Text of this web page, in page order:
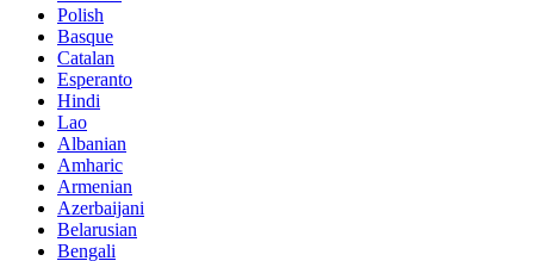
Polish
Basque
Catalan
Esperanto
Hindi
Lao
Albanian
Amharic
Armenian
Azerbaijani
Belarusian
Bengali